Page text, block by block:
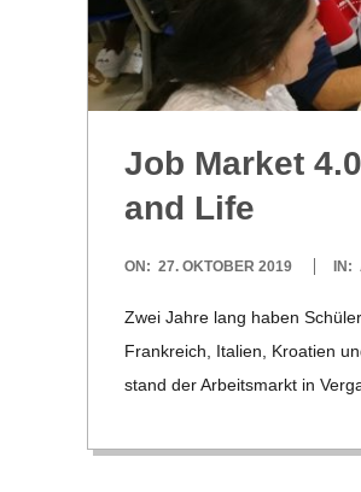
O
L
D
S
C
H
M
Job Mar­ket
and Life
2019-
ON: 27. OKTOBER 2019 IN:
Zwei Jahre lang haben
Frank­reich, Ita­lien, Kroa­tien
stand der Arbeits­markt in